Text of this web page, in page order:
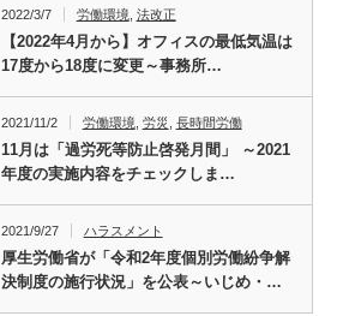
2022/3/7 労働環境 法改正
【2022年4月から】オフィスの最低気温は
17度から18度に変更～事務所…
2021/11/2 労働環境 労災 長時間労働
11月は「過労死等防止啓発月間」 ～2021
年度の実施内容をチェックしま…
2021/9/27 ハラスメント
厚生労働省が「令和2年度個別労働紛争解
決制度の施行状況」を公表～いじめ・…